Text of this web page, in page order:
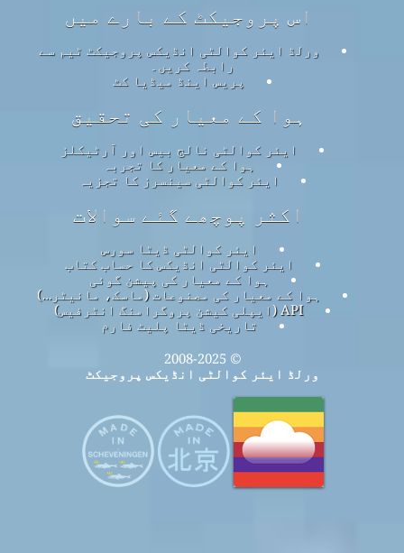
اس پروجیکٹ کے بارے میں
ورلڈ ایئر کوالٹی انڈیکس پروجیکٹ ٹیم سے
رابطہ کریں۔
پریس اینڈ میڈیا کٹ
ہوا کے معیار کی تحقیق
ایئر کوالٹی نالج بیس اور آرٹیکلز
ہوا کے معیار کا تجربہ
ایئر کوالٹی سینسرز کا تجزیہ
اکثر پوچھے گئے سوالات
ایئر کوالٹی ڈیٹا سورس
ایئر کوالٹی انڈیکس کا حساب کتاب
ہوا کے معیار کی پیشن گوئی
ہوا کے معیار کی مصنوعات (ماسک، مانیٹر…)
API (ایپلی کیشن پروگرامنگ انٹرفیس)
تاریخی ڈیٹا پلیٹ فارم
© 2008-2025
ورلڈ ایئر کوالٹی انڈیکس پروجیکٹ